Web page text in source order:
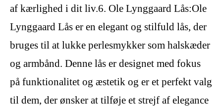
af kærlighed i dit liv.6. Ole Lynggaard Lås:Ole
Lynggaard Lås er en elegant og stilfuld lås, der
bruges til at lukke perlesmykker som halskæder
og armbånd. Denne lås er designet med fokus
på funktionalitet og æstetik og er et perfekt valg
til dem, der ønsker at tilføje et strejf af elegance